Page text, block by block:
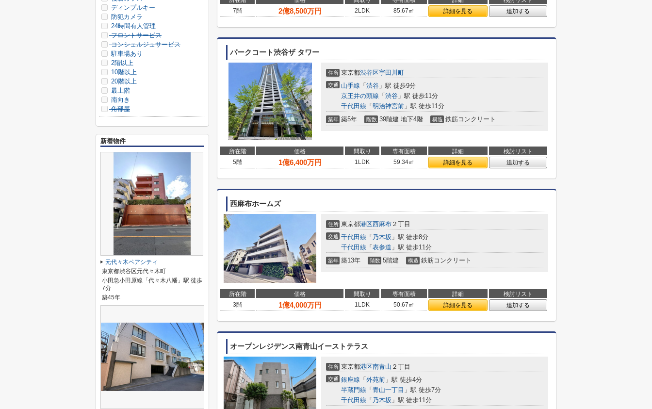
7階
2億8,500万円 2LDK 85.67㎡ 詳細を見る 追加する
パークコート渋谷ザ タワー
住所 東京都渋谷区宇田川町
交通 山手線 「 渋谷 」駅 徒歩9分
京王井の頭線 「 渋谷 」駅 徒歩11分
千代田線 「 明治神宮前 」駅 徒歩11分
築年 築5年 階数 39階建 地下4階 構造 鉄筋コンクリート
所在階 価格 間取り 専有面積 詳細
検討リスト
5階
1億6,400万円 1LDK 59.34㎡ 詳細を見る 追加する
西麻布ホームズ
住所 東京都港区西麻布 ２丁目
交通 千代田線 「 乃木坂 」駅 徒歩8分
千代田線 「 表参道 」駅 徒歩11分
築年 築13年 階数 5階建 構造 鉄筋コンクリート
所在階 価格 間取り 専有面積 詳細
検討リスト
3階
1億4,000万円 1LDK 50.67㎡ 詳細を見る 追加する
オープンレジデンス南青山イーストテラス
住所 東京都港区南青山 ２丁目
交通 銀座線 「 外苑前 」駅 徒歩4分
半蔵門線 「 青山一丁目 」駅 徒歩7分
千代田線 「 乃木坂 」駅 徒歩11分
ディンプルキー
防犯カメラ
24時間有人管理
フロントサービス
コンシェルジュサービス
駐車場あり
2階以上
10階以上
20階以上
最上階
南向き
角部屋
新着物件
元代々木ペアシティ
東京都渋谷区元代々木町
小田急小田原線「代々木八幡」駅 徒歩
7分
築45年